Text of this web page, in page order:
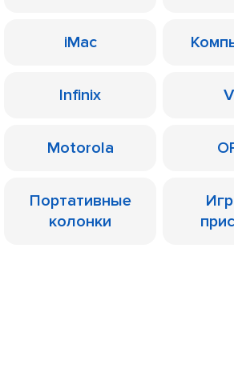
iMac
Infinix
Motorola
Портативные
колонки